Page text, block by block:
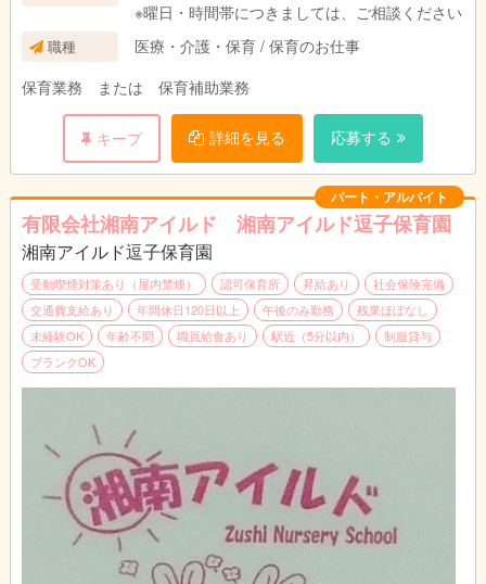
※曜日・時間帯につきましては、ご相談ください
職種
医療・介護・保育 / 保育のお仕事
保育業務 または 保育補助業務
キープ 詳細を見る 応募する
パート・アルバイト
有限会社湘南アイルド 湘南アイルド逗子保育園
湘南アイルド逗子保育園
受動喫煙対策あり（屋内禁煙） 認可保育所 昇給あり
社会保険完備
交通費支給あり
年間休日120日以上 午後のみ勤務
残業ほぼなし
未経験OK
年齢不問 職員給食あり 駅近（5分以内）
制服貸与
ブランクOK